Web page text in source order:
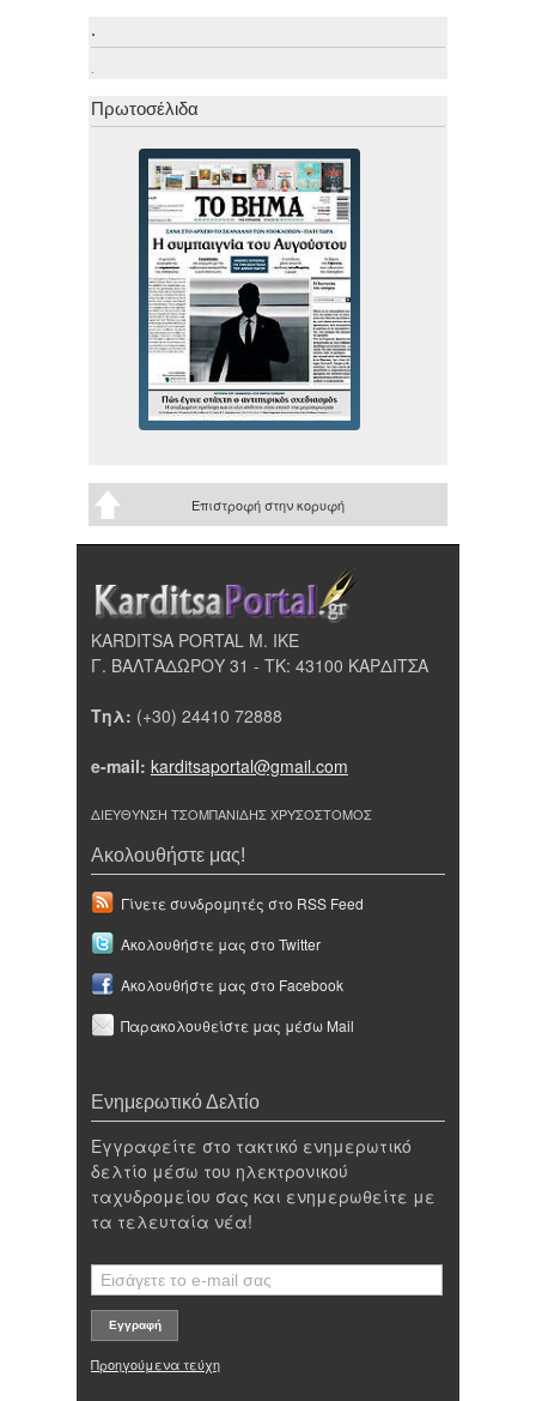
.
.
Πρωτοσέλιδα
Επιστροφή στην κορυφή
KARDITSA PORTAL Μ. ΙΚΕ
Γ. ΒΑΛΤΑΔΩΡΟΥ 31 - ΤΚ: 43100 ΚΑΡΔΙΤΣΑ
Τηλ: (+30) 24410 72888
e-mail: karditsaportal@gmail.com
ΔΙΕΥΘΥΝΣΗ ΤΣΟΜΠΑΝΙΔΗΣ ΧΡΥΣΟΣΤΟΜΟΣ
Ακολουθήστε μας!
Γίνετε συνδρομητές στο RSS Feed
Ακολουθήστε μας στο Twitter
Ακολουθήστε μας στο Facebook
Παρακολουθείστε μας μέσω Mail
Ενημερωτικό Δελτίο
Εγγραφείτε στο τακτικό ενημερωτικό
δελτίο μέσω του ηλεκτρονικού
ταχυδρομείου σας και ενημερωθείτε με
τα τελευταία νέα!
Προηγούμενα τεύχη